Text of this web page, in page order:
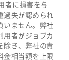
者に損害を与
過失が認められ
いません。弊社
用者がジョブカ
除き、弊社の責
金相当額を上限